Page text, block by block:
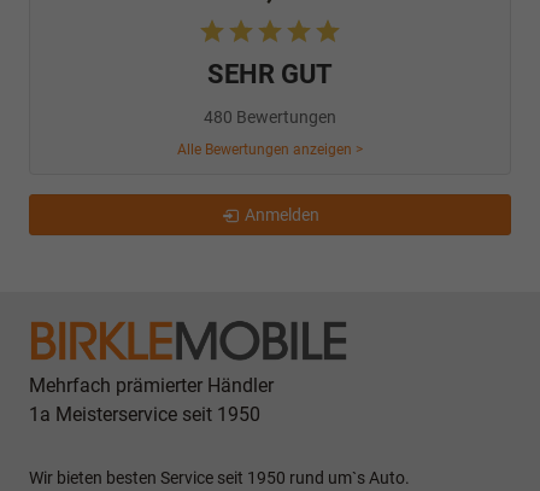
SEHR GUT
480 Bewertungen
Alle Bewertungen anzeigen >
Anmelden
Mehrfach prämierter Händler
1a Meisterservice seit 1950
Wir bieten besten Service seit 1950 rund um`s Auto.